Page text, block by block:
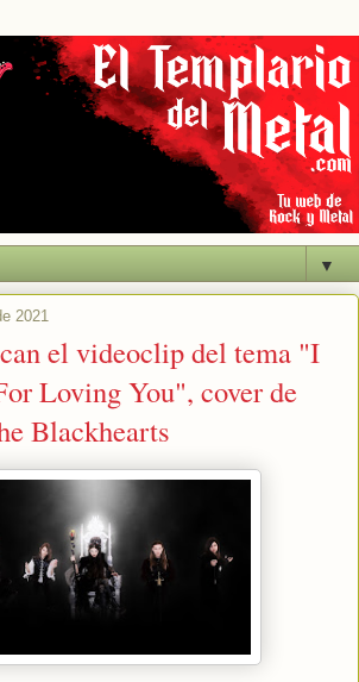
▼
2021
el videoclip del tema "I
Loving You", cover de
Blackhearts